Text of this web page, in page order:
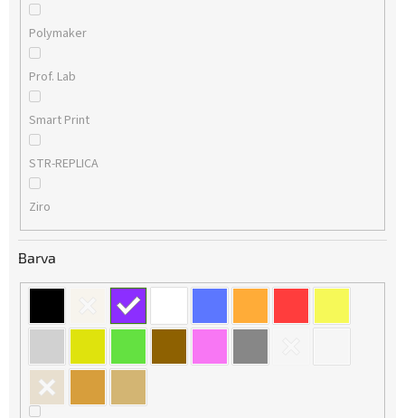
Polymaker
Prof. Lab
Smart Print
STR-REPLICA
Ziro
Barva